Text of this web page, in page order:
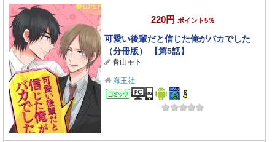
220円 ポイント5％
可愛い後輩だと信じた俺がバカでした
（分冊版） 【第5話】
春山モト
海王社
コミック